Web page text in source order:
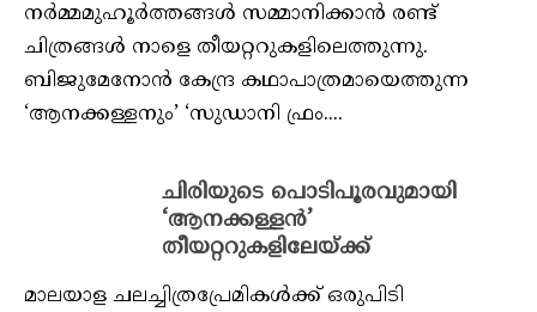
നര്‍മ്മമുഹൂര്‍ത്തങ്ങള്‍ സമ്മാനിക്കാന്‍ രണ്ട്
ചിത്രങ്ങള്‍ നാളെ തീയറ്ററുകളിലെത്തുന്നു.
ബിജുമേനോന്‍ കേന്ദ്ര കഥാപാത്രമായെത്തുന്ന
‘ആനക്കള്ളനും’ ‘സുഡാനി ഫ്രം....
ചിരിയുടെ പൊടിപൂരവുമായി
‘ആനക്കള്ളന്‍’
തീയറ്ററുകളിലേയ്ക്ക്
മാലയാള ചലച്ചിത്രപ്രേമികള്‍ക്ക് ഒരുപിടി